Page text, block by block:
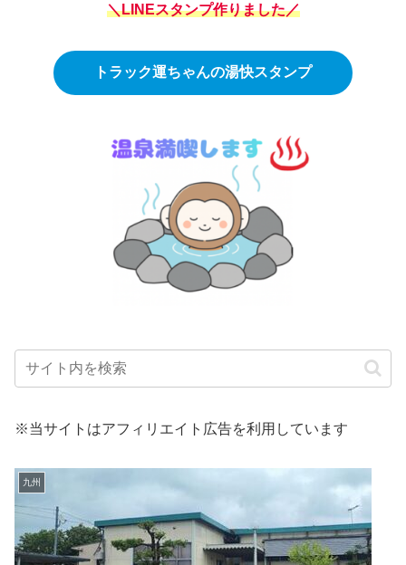
＼LINEスタンプ作りました／
トラック運ちゃんの湯快スタンプ
※当サイトはアフィリエイト広告を利用しています
九州